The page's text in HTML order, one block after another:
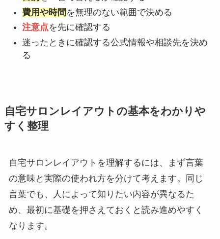
費用や時間 を無理のない範囲で決める
注意点を先に確認する
迷ったときに確認する公式情報や相談先を決め
る
自宅サロンレイアウトの基本をわかりや
すく整理
自宅サロンレイアウトを理解するには、まず言葉
の意味と実際の使われ方を分けて考えます。同じ
言葉でも、人によって知りたい内容が異なるた
め、最初に基礎を押さえておくと読み進めやすく
なります。